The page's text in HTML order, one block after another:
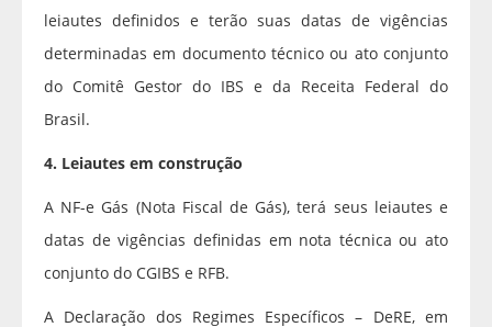
leiautes definidos e terão suas datas de vigências
determinadas em documento técnico ou ato conjunto
do Comitê Gestor do IBS e da Receita Federal do
Brasil.
4. Leiautes em construção
A NF-e Gás (Nota Fiscal de Gás), terá seus leiautes e
datas de vigências definidas em nota técnica ou ato
conjunto do CGIBS e RFB.
A Declaração dos Regimes Específicos – DeRE, em